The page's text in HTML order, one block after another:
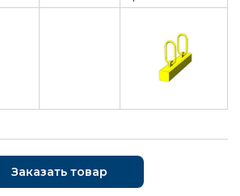
Заказать товар